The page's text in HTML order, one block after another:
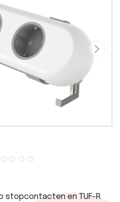
stopcontacten en TUF-R